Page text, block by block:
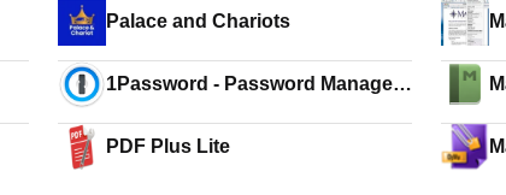
Palace and Chariots
1Password - Password Manager
PDF Plus Lite